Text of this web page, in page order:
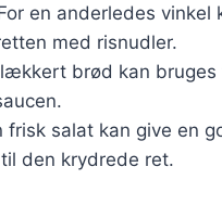
en anderledes vinkel
med risnudler.
brød kan bruges
frisk salat kan give en
den krydrede ret.